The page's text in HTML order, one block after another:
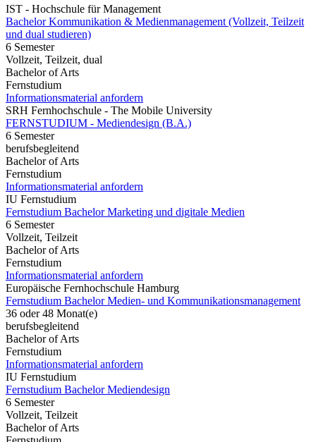
IST - Hochschule für Management
Bachelor Kommunikation & Medienmanagement (Vollzeit, Teilzeit
und dual studieren)
6 Semester
Vollzeit, Teilzeit, dual
Bachelor of Arts
Fernstudium
Informationsmaterial anfordern
SRH Fernhochschule - The Mobile University
FERNSTUDIUM - Mediendesign (B.A.)
6 Semester
berufsbegleitend
Bachelor of Arts
Fernstudium
Informationsmaterial anfordern
IU Fernstudium
Fernstudium Bachelor Marketing und digitale Medien
6 Semester
Vollzeit, Teilzeit
Bachelor of Arts
Fernstudium
Informationsmaterial anfordern
Europäische Fernhochschule Hamburg
Fernstudium Bachelor Medien- und Kommunikationsmanagement
36 oder 48 Monat(e)
berufsbegleitend
Bachelor of Arts
Fernstudium
Informationsmaterial anfordern
IU Fernstudium
Fernstudium Bachelor Mediendesign
6 Semester
Vollzeit, Teilzeit
Bachelor of Arts